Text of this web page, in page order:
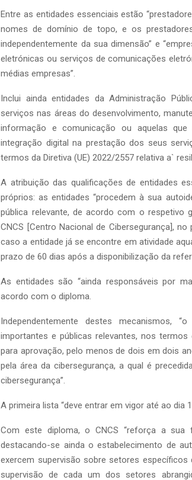
Entre as entidades essenciais estão
nomes de domínio de topo, e os
independentemente da sua dimensão” e
eletrónicas ou serviços de comunicações
médias empresas”.
Inclui ainda entidades da Administração
serviços nas áreas do desenvolvimento,
informação e comunicação ou aquelas
integração digital na prestação dos seus
termos da Diretiva (UE) 2022/2557 relativa a`
A atribuição das qualificações de entidades
próprios: as entidades “procedem à sua
pública relevante, de acordo com o respetivo
CNCS [Centro Nacional de Cibersegurança],
caso a entidade já se encontre em atividade
prazo de 60 dias após a disponibilização da
As entidades são “ainda responsáveis por
acordo com o diploma.
Independentemente destes mecanismos,
importantes e públicas relevantes, nos
para aprovação, pelo menos de dois em dois
pela área da cibersegurança, a qual é
cibersegurança”.
A primeira lista “deve entrar em vigor até ao dia
Com este diploma, o CNCS “reforça a sua
destacando-se ainda o estabelecimento de
exercem supervisão sobre setores
supervisão de cada um dos setores